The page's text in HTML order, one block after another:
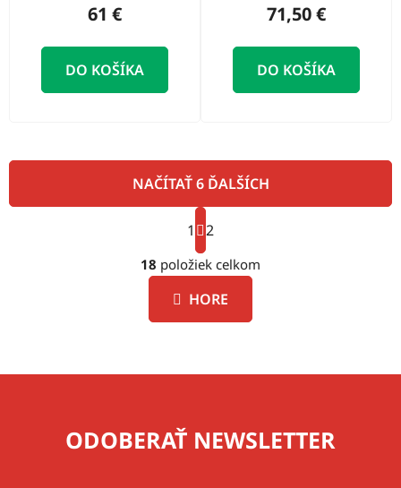
61 €
DO KOŠÍKA
71,50 €
DO KOŠÍKA
O
v
l
á
d
p
r
NAČÍTAŤ 6 ĎALŠÍCH
S
t
r
á
n
k
1 2
18 položiek celkom
HORE
ODOBERAŤ NEWSLETTER